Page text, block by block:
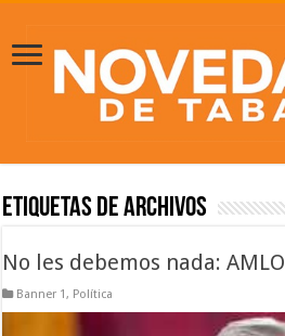
Etiquetas de Archivos
No les debemos nada: AMLO
Banner 1, Política